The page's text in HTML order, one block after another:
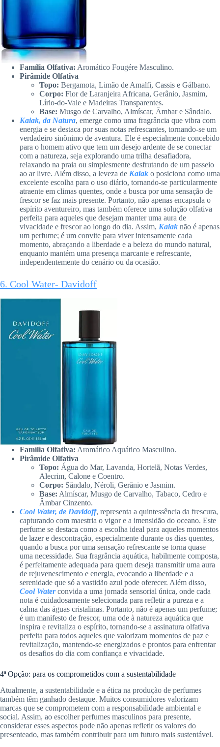
Família Olfativa: Aromático Fougére Masculino.
Pirâmide Olfativa
Topo: Bergamota, Limão de Amalfi, Cassis e Gálbano.
Corpo: Flor de Laranjeira Africana, Gerânio, Jasmim,
Lírio-do-Vale e Madeiras Transparentes.
Base: Musgo de Carvalho, Almíscar, Âmbar e Sândalo.
Kaiak, da Natura, emerge como uma fragrância que vibra com
energia e se destaca por suas notas refrescantes, tornando-se um
verdadeiro sinônimo de aventura. Ele é especialmente concebido
para o homem ativo que tem um desejo ardente de se conectar
com a natureza, seja explorando uma trilha desafiadora,
relaxando na praia ou simplesmente desfrutando de um passeio
ao ar livre. Além disso, a leveza de Kaiak o posiciona como uma
excelente escolha para o uso diário, tornando-se particularmente
atraente em climas quentes, onde a busca por uma sensação de
frescor se faz mais presente. Portanto, não apenas encapsula o
espírito aventureiro, mas também oferece uma solução olfativa
perfeita para aqueles que desejam manter uma aura de
vivacidade e frescor ao longo do dia. Assim, Kaiak não é apenas
um perfume; é um convite para viver intensamente cada
momento, abraçando a liberdade e a beleza do mundo natural,
enquanto mantém uma presença marcante e refrescante,
independentemente do cenário ou da ocasião.
6. Cool Water- Davidoff
Família Olfativa: Aromático Aquático Masculino.
Pirâmide Olfativa
Topo: Água do Mar, Lavanda, Hortelã, Notas Verdes,
Alecrim, Calone e Coentro.
Corpo: Sândalo, Néroli, Gerânio e Jasmim.
Base: Almíscar, Musgo de Carvalho, Tabaco, Cedro e
Âmbar Cinzento.
Cool Water, de Davidoff, representa a quintessência da frescura,
capturando com maestria o vigor e a imensidão do oceano. Este
perfume se destaca como a escolha ideal para aqueles momentos
de lazer e descontração, especialmente durante os dias quentes,
quando a busca por uma sensação refrescante se torna quase
uma necessidade. Sua fragrância aquática, habilmente composta,
é perfeitamente adequada para quem deseja transmitir uma aura
de rejuvenescimento e energia, evocando a liberdade e a
serenidade que só a vastidão azul pode oferecer. Além disso,
Cool Waterconvida a uma jornada sensorial única, onde cada
nota é cuidadosamente selecionada para refletir a pureza e a
calma das águas cristalinas. Portanto, não é apenas um perfume;
é um manifesto de frescor, uma ode à natureza aquática que
inspira e revitaliza o espírito, tornando-se a assinatura olfativa
perfeita para todos aqueles que valorizam momentos de paz e
revitalização, mantendo-se energizados e prontos para enfrentar
os desafios do dia com confiança e vivacidade.
4ª Opção: para os comprometidos com a sustentabilidade
Atualmente, a sustentabilidade e a ética na produção de perfumes
também têm ganhado destaque. Muitos consumidores valorizam
marcas que se comprometem com a responsabilidade ambiental e
social. Assim, ao escolher perfumes masculinos para presente,
considerar esses aspectos pode não apenas refletir os valores do
presenteado, mas também contribuir para um futuro mais sustentável.